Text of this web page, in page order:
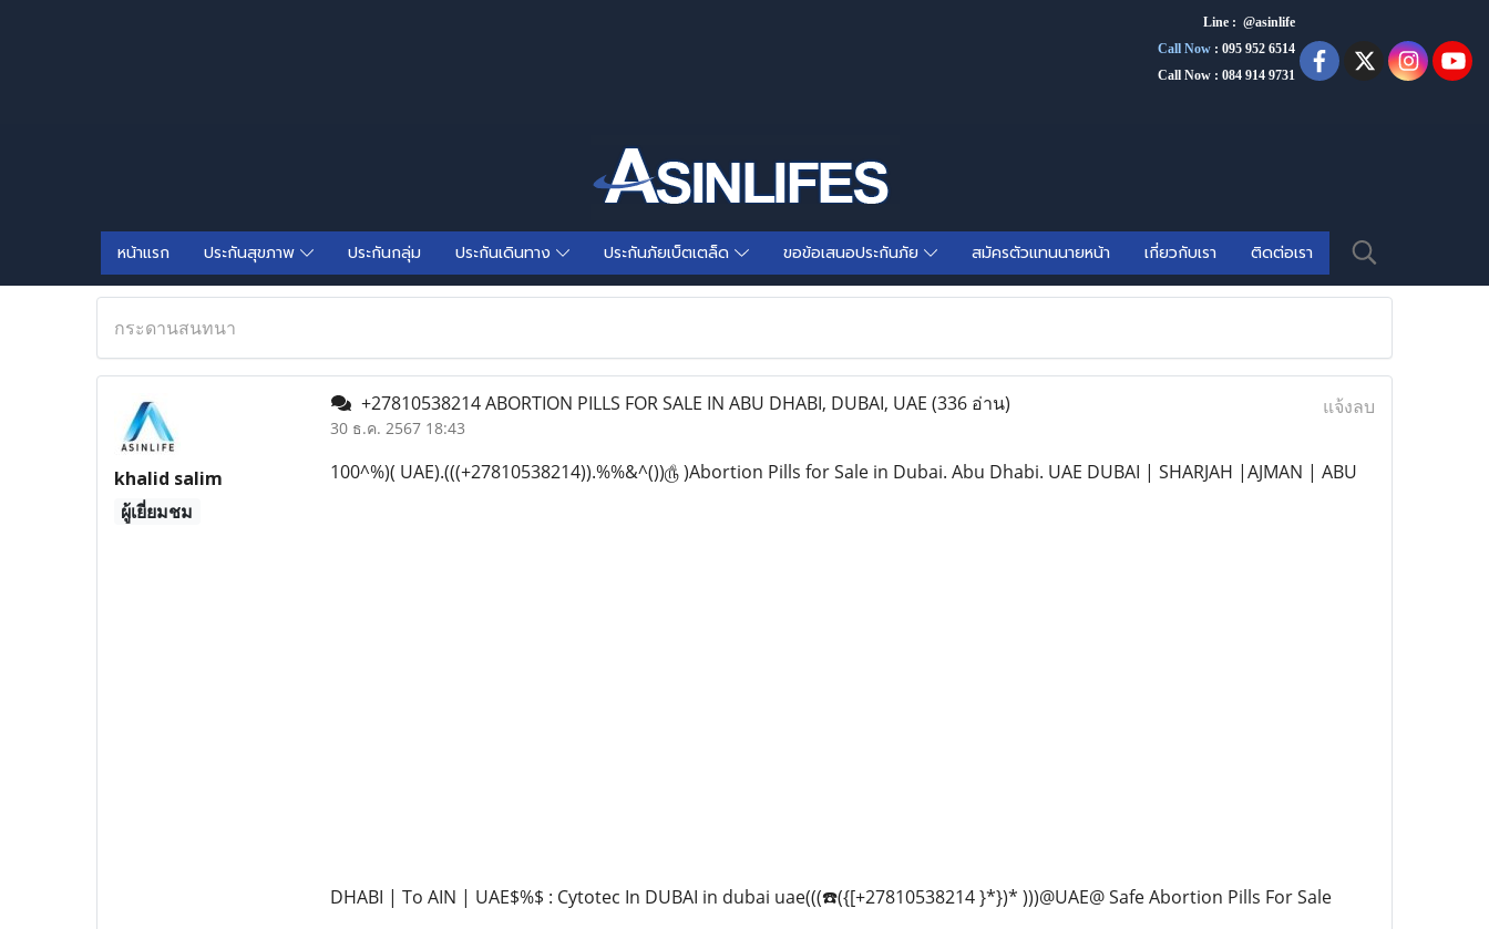
Line : @asinlife
Call Now : 095 952 6514
Call Now : 084 914 9731
หน้าแรก ประกันสุขภาพ ประกันกลุ่ม ประกันเดินทาง ประกันภัยเบ็ตเตล็ด ขอข้อเสนอประกันภัย สมัครตัวแทนนายหน้า เกี่ยวกับเรา ติดต่อเรา
กระดานสนทนา
khalid salim
ผู้เยี่ยมชม
+27810538214 ABORTION PILLS FOR SALE IN ABU DHABI, DUBAI, UAE (336 อ่าน)
30 ธ.ค. 2567 18:43
แจ้งลบ
100^%)( UAE).(((+27810538214)).%%&^())௹ )Abortion Pills for Sale in Dubai. Abu Dhabi. UAE DUBAI | SHARJAH |AJMAN | ABU
DHABI | To AIN | UAE$%$ : Cytotec In DUBAI in dubai uae(((☎️({[+27810538214 }*})* )))@UAE@ Safe Abortion Pills For Sale